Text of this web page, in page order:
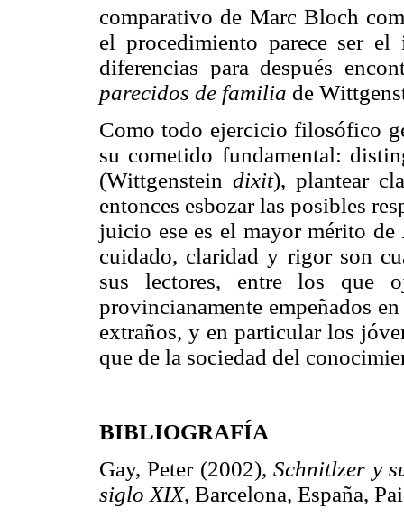
comparativo de Marc Bloch
el procedimiento parece ser
diferencias para después
parecidos de familia de
Como todo ejercicio filosófico
su cometido fundamental:
(Wittgenstein dixit), plantear
entonces esbozar las posibles
juicio ese es el mayor mérito de
cuidado, claridad y rigor son
sus lectores, entre los que
provincianamente empeñados
extraños, y en particular los
que de la sociedad del
BIBLIOGRAFÍA
Gay, Peter (2002),Schnitlzer y
siglo XIX, Barcelona, España,